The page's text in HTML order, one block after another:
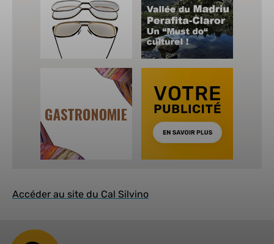
Accéder au site du Cal Silvino